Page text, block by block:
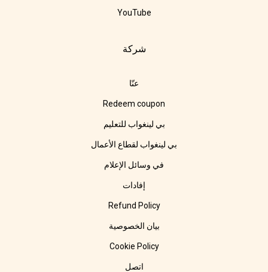
YouTube
شركة
عنّا
Redeem coupon
بي لينغواب للتعليم
بي لينغواب لقطاع الأعمال
في وسائل الإعلام
إفادات
Refund Policy
بيان الخصوصية
Cookie Policy
اتصل